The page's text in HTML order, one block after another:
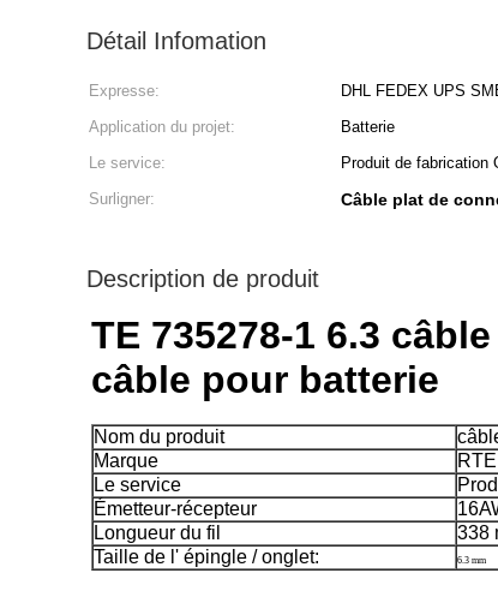
Détail Infomation
Expresse: DHL FEDEX UPS
Application du projet:
Batterie
Le service:
Produit de fabrication
Surligner:
Câble plat de
Description de produit
TE 735278-1 6.3
câble pour batterie
Nom du produit
Marque
RTE
Le service
Émetteur-récepteur
Longueur du fil
338
Taille de l' épingle / onglet:
6.3 mm